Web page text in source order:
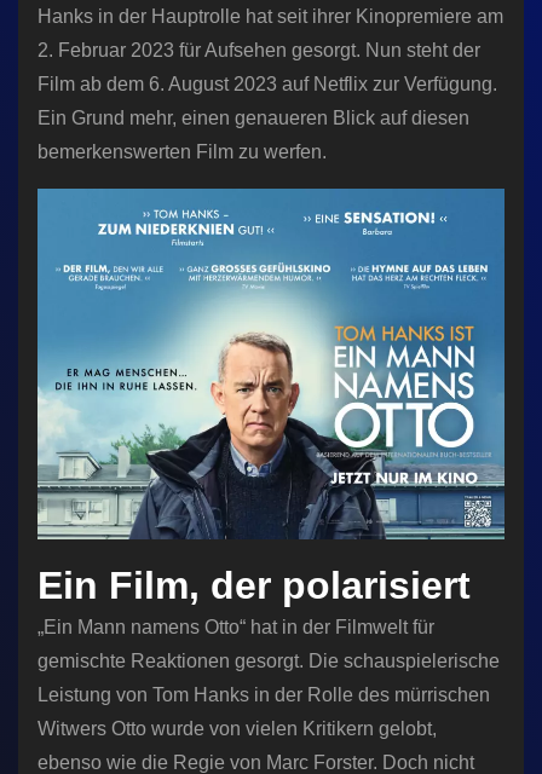
Hanks in der Hauptrolle hat seit ihrer Kinopremiere am
2. Februar 2023 für Aufsehen gesorgt. Nun steht der
Film ab dem 6. August 2023 auf Netflix zur Verfügung.
Ein Grund mehr, einen genaueren Blick auf diesen
bemerkenswerten Film zu werfen.
Ein Film, der polarisiert
„Ein Mann namens Otto“ hat in der Filmwelt für
gemischte Reaktionen gesorgt. Die schauspielerische
Leistung von Tom Hanks in der Rolle des mürrischen
Witwers Otto wurde von vielen Kritikern gelobt,
ebenso wie die Regie von Marc Forster. Doch nicht